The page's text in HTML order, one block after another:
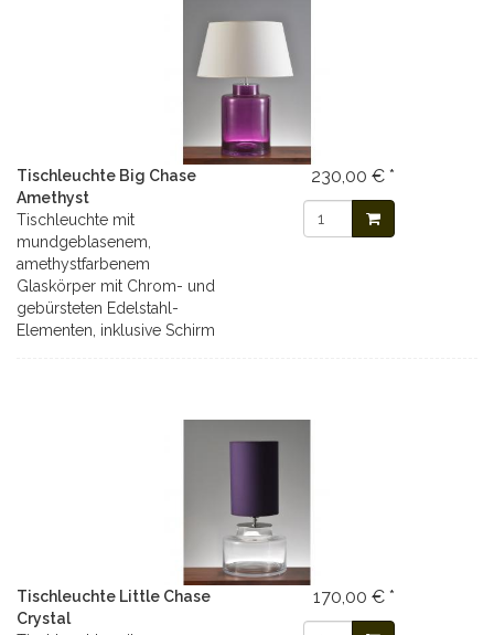
Tischleuchte Big Chase
Amethyst
Tischleuchte mit
mundgeblasenem,
amethystfarbenem
Glaskörper mit Chrom- und
gebürsteten Edelstahl-
Elementen, inklusive Schirm
230,00 € *
Tischleuchte Little Chase
Crystal
170,00 € *